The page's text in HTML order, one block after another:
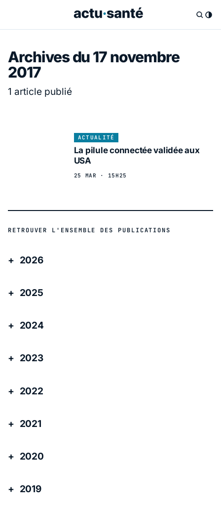
Archives du 17 novembre
2017
1 article publié
ACTUALITÉ
La pilule connectée validée aux
USA
25 MAR · 15H25
RETROUVER L'ENSEMBLE DES PUBLICATIONS
2026
2025
2024
2023
2022
2021
2020
2019